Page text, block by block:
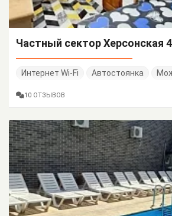
Частный сектор Херсонская
Интернет Wi-Fi Автостоянка
10 ОТЗЫВОВ